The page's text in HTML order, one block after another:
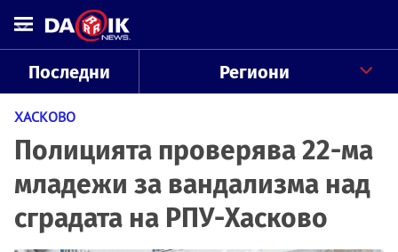
Последни Региони
ХАСКОВО
Полицията проверява 22-ма
младежи за вандализма над
сградата на РПУ-Хасково